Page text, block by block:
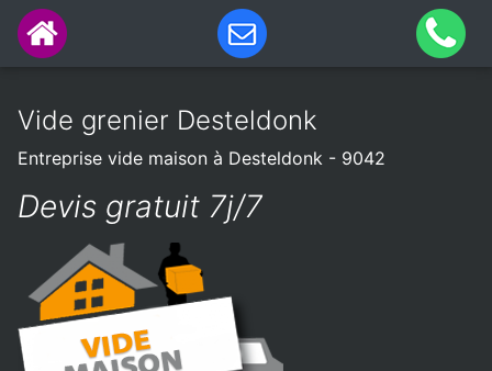
Vide grenier Desteldonk
Entreprise vide maison à Desteldonk - 9042
Devis gratuit 7j/7